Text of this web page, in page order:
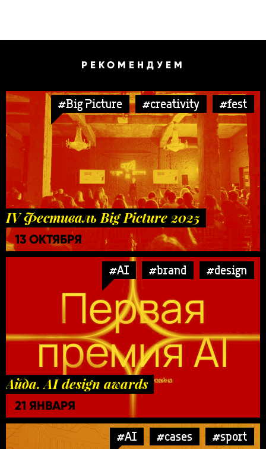
РЕКОМЕНДУЕМ
#Big Picture #creativity #fest
IV Фестиваль Big Picture 2025
13 ОКТЯБРЯ
#AI #brand #design
Айда. AI design awards
21 ЯНВАРЯ
#AI #cases #sport